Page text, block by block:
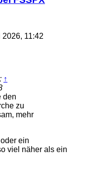
2026, 11:42
↑
den
zu
mehr
ein
viel näher als ein